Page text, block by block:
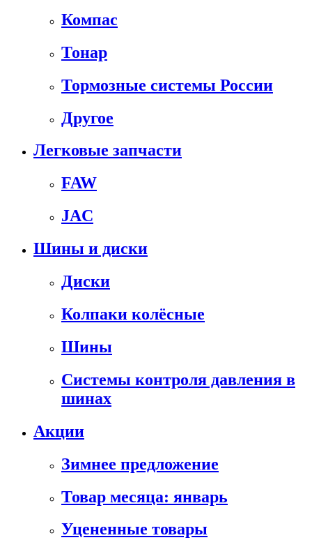
Компас
Тонар
Тормозные системы России
Другое
Легковые запчасти
FAW
JAC
Шины и диски
Диски
Колпаки колёсные
Шины
Системы контроля давления в
шинах
Акции
Зимнее предложение
Товар месяца: январь
Уцененные товары